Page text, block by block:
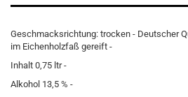
Geschmacksrichtung: trocken - Deutscher
im Eichenholzfaß gereift -
Inhalt 0,75 ltr -
Alkohol 13,5 % -